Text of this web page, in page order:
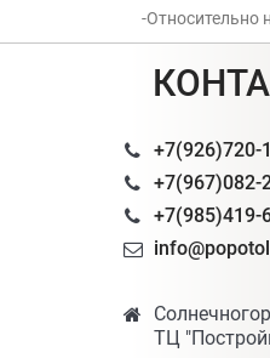
-Относительно
+7(926)720-
+7(967)082-
+7(985)419-
ТЦ